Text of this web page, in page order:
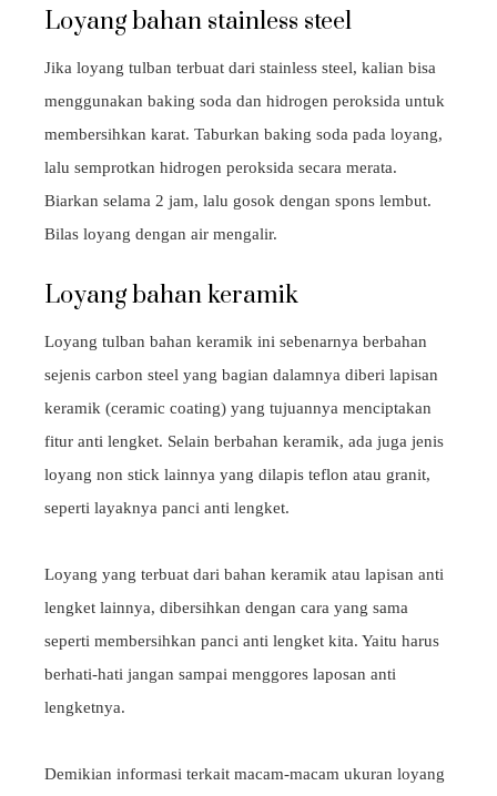
Loyang bahan stainless steel
Jika loyang tulban terbuat dari stainless steel, kalian bisa
menggunakan baking soda dan hidrogen peroksida untuk
membersihkan karat. Taburkan baking soda pada loyang,
lalu semprotkan hidrogen peroksida secara merata.
Biarkan selama 2 jam, lalu gosok dengan spons lembut.
Bilas loyang dengan air mengalir.
Loyang bahan keramik
Loyang tulban bahan keramik ini sebenarnya berbahan
sejenis carbon steel yang bagian dalamnya diberi lapisan
keramik (ceramic coating) yang tujuannya menciptakan
fitur anti lengket. Selain berbahan keramik, ada juga jenis
loyang non stick lainnya yang dilapis teflon atau granit,
seperti layaknya panci anti lengket.
Loyang yang terbuat dari bahan keramik atau lapisan anti
lengket lainnya, dibersihkan dengan cara yang sama
seperti membersihkan panci anti lengket kita. Yaitu harus
berhati-hati jangan sampai menggores laposan anti
lengketnya.
Demikian informasi terkait macam-macam ukuran loyang